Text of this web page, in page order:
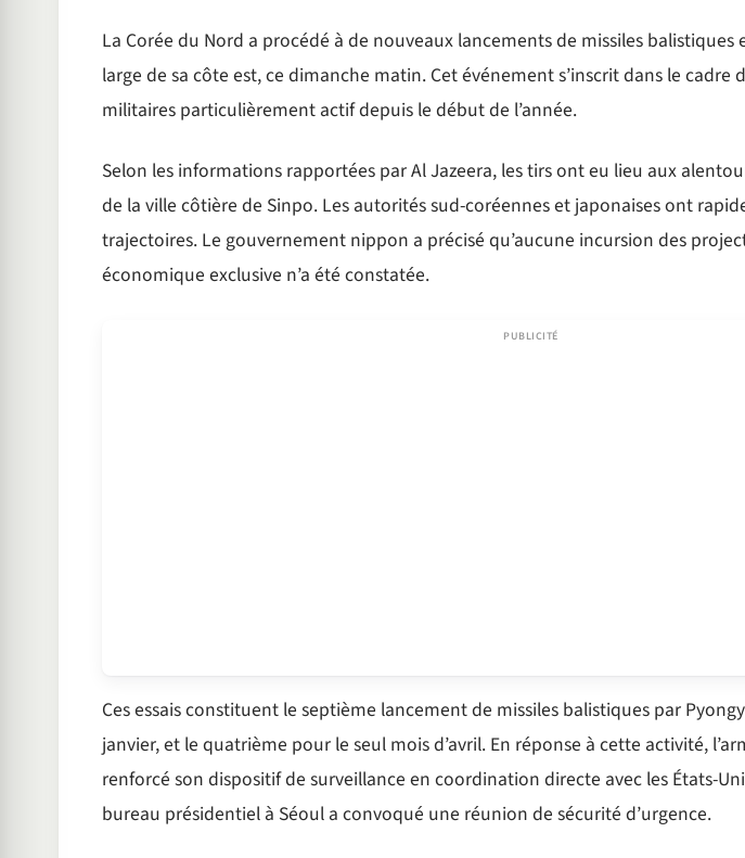
La Corée du Nord a procédé à de nouveaux lancements de missiles balistiques
large de sa côte est, ce dimanche matin. Cet événement s’inscrit dans le cadre
militaires particulièrement actif depuis le début de l’année.
Selon les informations rapportées par Al Jazeera, les tirs ont eu lieu aux
de la ville côtière de Sinpo. Les autorités sud-coréennes et japonaises ont
trajectoires. Le gouvernement nippon a précisé qu’aucune incursion des
économique exclusive n’a été constatée.
Ces essais constituent le septième lancement de missiles balistiques par
janvier, et le quatrième pour le seul mois d’avril. En réponse à cette activité,
renforcé son dispositif de surveillance en coordination directe avec les États-
bureau présidentiel à Séoul a convoqué une réunion de sécurité d’urgence.